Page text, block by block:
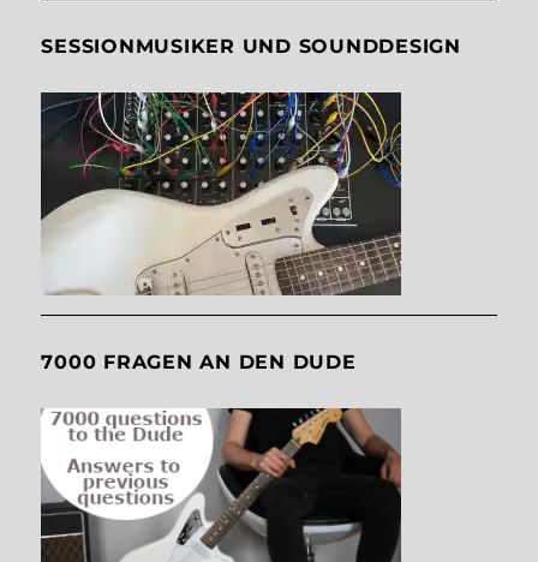
SESSIONMUSIKER UND SOUNDDESIGN
7000 FRAGEN AN DEN DUDE